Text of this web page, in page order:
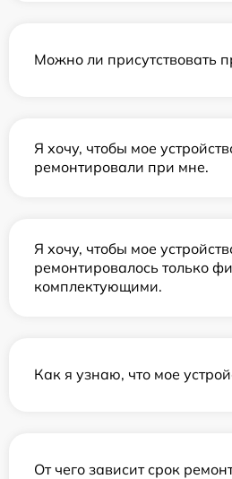
Можно ли присутствовать
Я хочу, чтобы мое
ремонтировали при мне.
Я хочу, чтобы мое
ремонтировалось только
комплектующими.
Как я узнаю, что мое
От чего зависит срок